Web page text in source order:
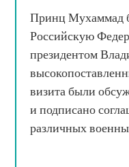
Принц Мухаммад
Российскую
президентом
визита были
и подписано
различных